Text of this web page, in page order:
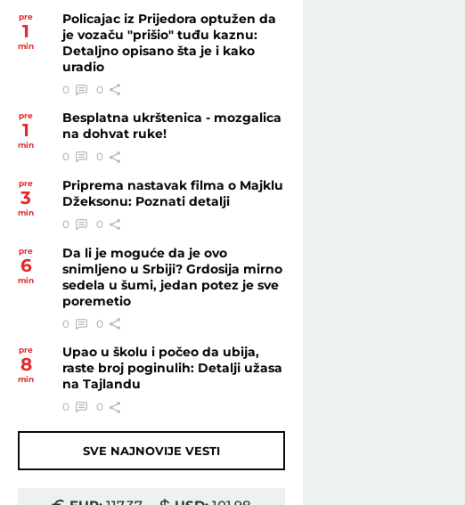
pre
1
min
Policajac iz Prijedora optužen da
je vozaču "prišio" tuđu kaznu:
Detaljno opisano šta je i kako
uradio
0 0
pre
1
min
Besplatna ukrštenica - mozgalica
na dohvat ruke!
0 0
pre
3
min
Priprema nastavak filma o Majklu
Džeksonu: Poznati detalji
0 0
pre
6
min
Da li je moguće da je ovo
snimljeno u Srbiji? Grdosija mirno
sedela u šumi, jedan potez je sve
poremetio
0 0
pre
8
min
Upao u školu i počeo da ubija,
raste broj poginulih: Detalji užasa
na Tajlandu
0 0
SVE NAJNOVIJE VESTI